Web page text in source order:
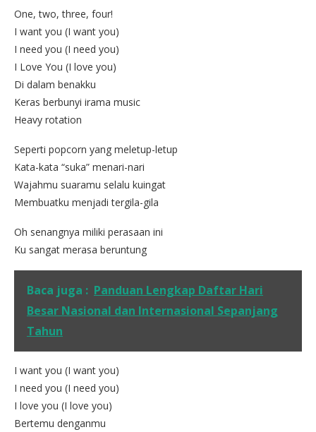
One, two, three, four!
I want you (I want you)
I need you (I need you)
I Love You (I love you)
Di dalam benakku
Keras berbunyi irama music
Heavy rotation
Seperti popcorn yang meletup-letup
Kata-kata “suka” menari-nari
Wajahmu suaramu selalu kuingat
Membuatku menjadi tergila-gila
Oh senangnya miliki perasaan ini
Ku sangat merasa beruntung
Baca juga : Panduan Lengkap Daftar Hari
Besar Nasional dan Internasional Sepanjang
Tahun
I want you (I want you)
I need you (I need you)
I love you (I love you)
Bertemu denganmu